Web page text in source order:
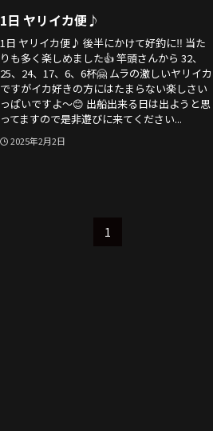
1日 ヤリイカ便♪
1日 ヤリイカ便♪ 後半にかけて好釣に‼️ 当た
りも多く楽しめました👍 竿頭さんから 32、
25、24、17、6、6杯🤗 ムラの激しいヤリイカ
ですがイカ好きの方にはたまらない楽しさい
っぱいですよ〜😊 出船出来る日は出ようと思
ってますので是非遊びに来てください...
2025年2月2日
1